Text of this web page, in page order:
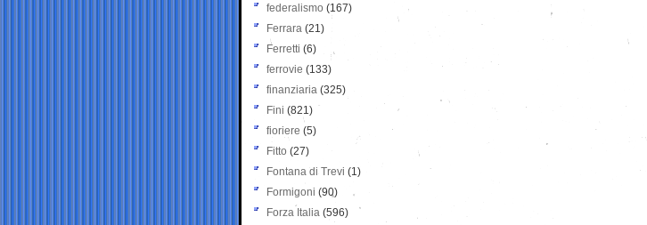
federalismo (167)
Ferrara (21)
Ferretti (6)
ferrovie (133)
finanziaria (325)
Fini (821)
fioriere (5)
Fitto (27)
Fontana di Trevi (1)
Formigoni (90)
Forza Italia (596)